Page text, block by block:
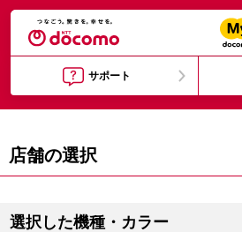
サポート
店舗の選択
選択した機種・カラー